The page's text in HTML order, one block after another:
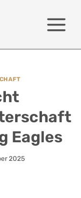
Eagles
2025